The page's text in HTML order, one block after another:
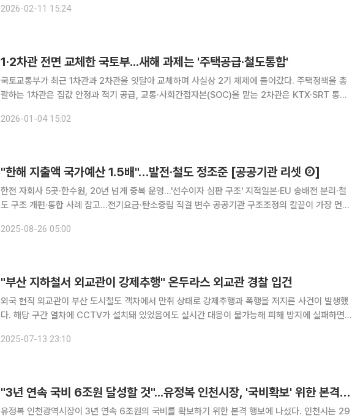
결점 안전’ 실현 △고객 체감형 서비스 혁신을 통한 이용자
2026-02-11 15:24
1·2차관 전면 교체한 국토부...새해 과제는 '주택공급·철도통합'
국토교통부가 최근 1차관과 2차관을 잇달아 교체하며 사실상 2기 체제에 들어갔다. 주택정책을 총
괄하는 1차관은 집값 안정과 적기 공급, 교통·사회간접자본(SOC)을 맡는 2차관은 KTX·SRT 통합
이후 초대 1·2차관을 연이어 교체했다. 정책 추진 체계
2026-01-04 15:02
"한해 지출액 국가예산 1.5배"…발전·철도 정조준 [공공기관 리셋 ②]
한전 자회사 5곳·한수원, 20년 넘게 중복 운영…'선수이자 심판 구조' 지적일본·EU 송배전 분리·철
도 구조 개편·통합 사례 참고…전기요금·탄소중립 직결 변수 공공기관 구조조정의 칼끝이 가장 먼저
력을 포함한 전력 생산 체계, 그리고 한국철도공사(코레일)와 S
2025-08-26 05:00
"부산 지하철서 외교관이 강제추행" 온두라스 외교관 경찰 입건
외국 현직 외교관이 부산 도시철도 객차에서 만취 상태로 강제추행과 폭행을 저지른 사건이 발생했
다. 해당 구간 열차에 CCTV가 설치돼 있었음에도 실시간 대응이 불가능해 피해 방지에 실패하면서
외교관 A씨를 강제추행 및 폭행 혐의로 불구속 입건해 조사 중이라고
2025-07-13 23:10
"3년 연속 국비 6조원 달성할 것"...유정복 인천시장, '국비확보' 위한 본격 행보
유정복 인천광역시장이 3년 연속 6조원의 국비를 확보하기 위한 본격 행보에 나섰다. 인천시는 29